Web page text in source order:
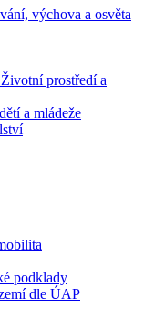
výchova a osvěta
prostředí a
a mládeže
podklady
dle ÚAP